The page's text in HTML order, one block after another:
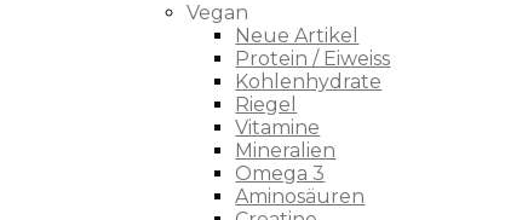
Vegan
Neue Artikel
Protein / Eiweiss
Kohlenhydrate
Riegel
Vitamine
Mineralien
Omega 3
Aminosäuren